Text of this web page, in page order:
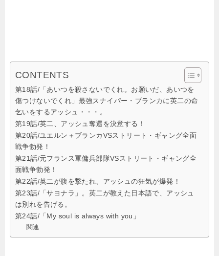
CONTENTS
第18話/「あいつを殺さないでくれ。お願いだ、あいつを
傷つけないでくれ」最強スナイパー・ブランカに英二の命
乞いをするアッシュ・・・。
第19話/英二、アッシュ奪還を決意する！
第20話/ユエルン＋ブランカVSストリート・ギャング全面
戦争勃発！
第21話/元フランス軍傭兵部隊VSストリート・ギャング全
面戦争勃発！
第22話/英二が腹を撃たれ、アッシュの狂気が爆発！
第23話/「サヨナラ」。英二が教えた日本語で、アッシュ
は別れを告げる。
第24話/「My soul is always with you」
関連